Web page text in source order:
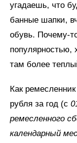
угадаешь, что
банные шапки,
обувь. Почему-
популярностью,
там более
Как
рубля за год (с
ремесленного
календарный